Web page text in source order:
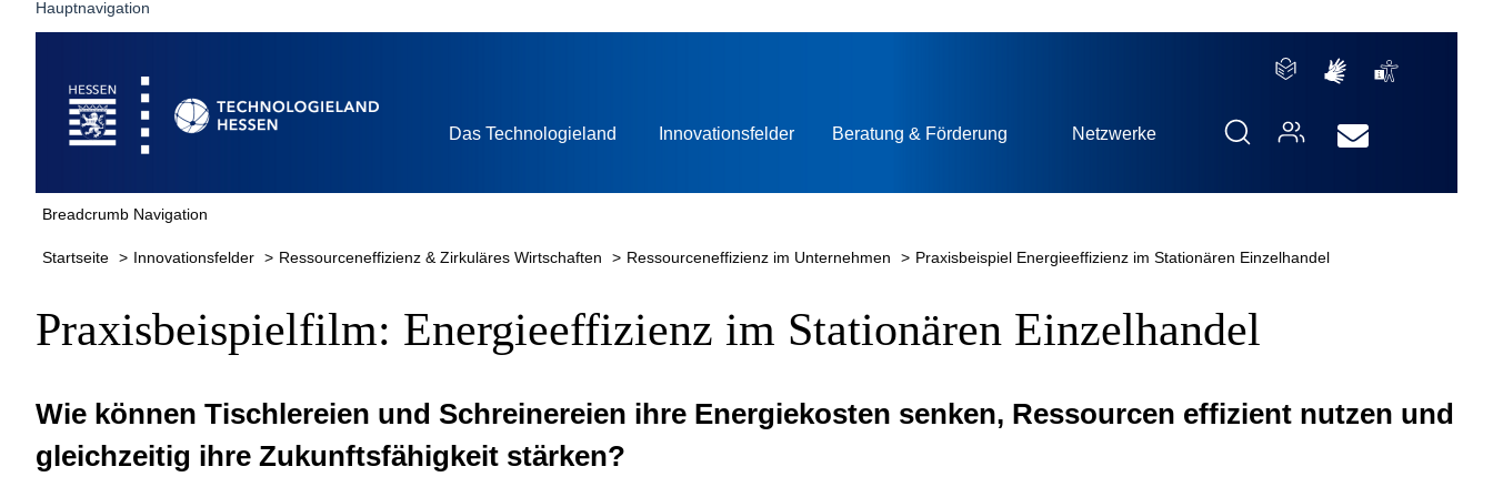
Hauptnavigation
Startseite
Das Technologieland Innovationsfelder Beratung & Förderung Netzwerke
Breadcrumb Navigation
Startseite Innovationsfelder Ressourceneffizienz & Zirkuläres Wirtschaften Ressourceneffizienz im Unternehmen Praxisbeispiel Energieeffizienz im Stationären Einzelhandel
Praxisbeispielfilm: Energieeffizienz im Stationären Einzelhandel
Wie können Tischlereien und Schreinereien ihre Energiekosten senken, Ressourcen effizient nutzen und
gleichzeitig ihre Zukunftsfähigkeit stärken?